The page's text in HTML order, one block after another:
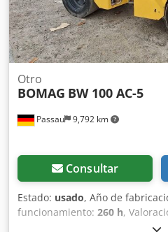
Passau 9,792 km
Otro
BOMAG BW 100 AC-5
Consultar
Estado: usado, Año de
funcionamiento: 260 h,
como nuevo): Muy bien. ----